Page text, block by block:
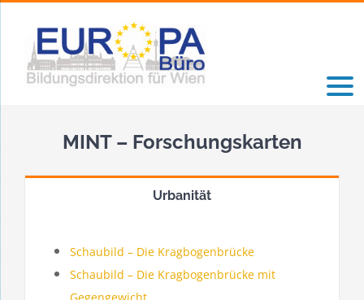
Inhalt
springen
MINT – Forschungskarten
Urbanität
Schaubild – Die Kragbogenbrücke
Schaubild – Die Kragbogenbrücke mit